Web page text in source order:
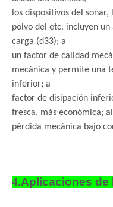
los dispositivos del
polvo del etc. incluyen
carga (d33); a
un factor de calidad
mecánica y permite una
inferior; a
factor de disipación
fresca, más económica;
pérdida mecánica bajo
4.Aplicaciones de